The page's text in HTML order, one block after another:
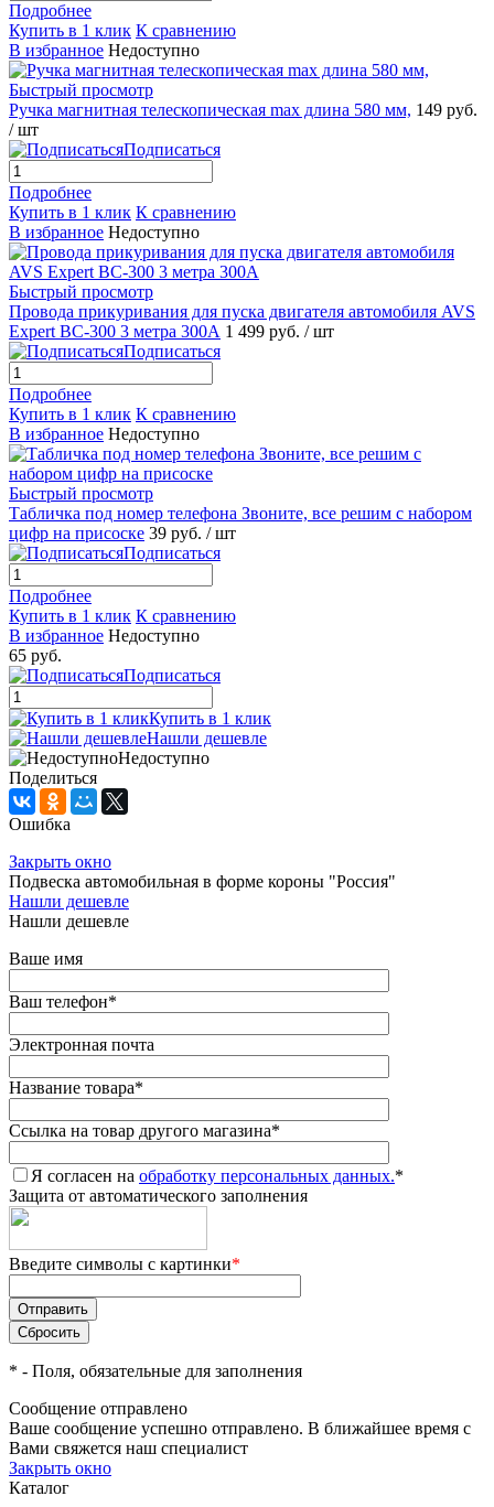
Подробнее
Купить в 1 клик К сравнению
В избранное Недоступно
Быстрый просмотр
Ручка магнитная телескопическая max длина 580 мм, 149 руб.
/ шт
Подписаться
Подробнее
Купить в 1 клик К сравнению
В избранное Недоступно
Быстрый просмотр
Провода прикуривания для пуска двигателя автомобиля AVS
Expert BC-300 3 метра 300А 1 499 руб. / шт
Подписаться
Подробнее
Купить в 1 клик К сравнению
В избранное Недоступно
Быстрый просмотр
Табличка под номер телефона Звоните, все решим с набором
цифр на присоске 39 руб. / шт
Подписаться
Подробнее
Купить в 1 клик К сравнению
В избранное Недоступно
65 руб.
Подписаться
Купить в 1 клик
Нашли дешевле
Недоступно
Поделиться
Ошибка
Закрыть окно
Подвеска автомобильная в форме короны "Россия"
Нашли дешевле
Нашли дешевле
Ваше имя
Ваш телефон*
Электронная почта
Название товара*
Ссылка на товар другого магазина*
Я согласен на обработку персональных данных.*
Защита от автоматического заполнения
Введите символы с картинки*
* - Поля, обязательные для заполнения
Сообщение отправлено
Ваше сообщение успешно отправлено. В ближайшее время с
Вами свяжется наш специалист
Закрыть окно
Каталог